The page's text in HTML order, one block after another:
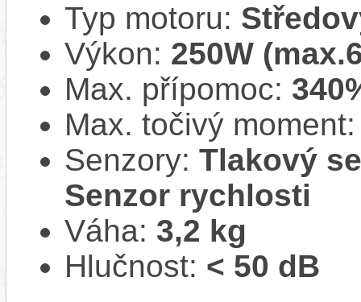
Typ motoru:
Výkon: 250W
Max. přípomoc:
Max. točivý
Senzory: Tlakový
Senzor rychlosti
Váha: 3,2 kg
Hlučnost: < 50 dB